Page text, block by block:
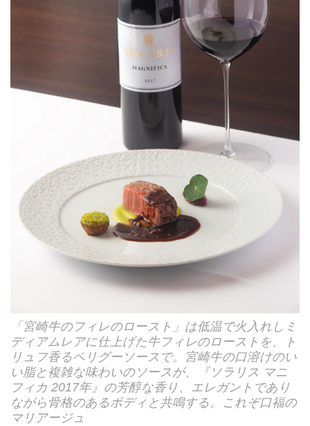
「宮崎牛のフィレのロースト」は低温で火入れしミ
ディアムレアに仕上げた牛フィレのローストを、ト
リュフ香るペリグーソースで。宮崎牛の口溶けのい
い脂と複雑な味わいのソースが、『ソラリス マニ
フィカ 2017年』の芳醇な香り、エレガントであり
ながら骨格のあるボディと共鳴する。これぞ口福の
マリアージュ